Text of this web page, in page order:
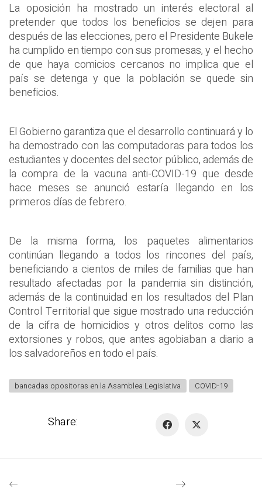
La oposición ha mostrado un interés electoral al
pretender que todos los beneficios se dejen para
después de las elecciones, pero el Presidente Bukele
ha cumplido en tiempo con sus promesas, y el hecho
de que haya comicios cercanos no implica que el
país se detenga y que la población se quede sin
beneficios.
El Gobierno garantiza que el desarrollo continuará y lo
ha demostrado con las computadoras para todos los
estudiantes y docentes del sector público, además de
la compra de la vacuna anti-COVID-19 que desde
hace meses se anunció estaría llegando en los
primeros días de febrero.
De la misma forma, los paquetes alimentarios
continúan llegando a todos los rincones del país,
beneficiando a cientos de miles de familias que han
resultado afectadas por la pandemia sin distinción,
además de la continuidad en los resultados del Plan
Control Territorial que sigue mostrado una reducción
de la cifra de homicidios y otros delitos como las
extorsiones y robos, que antes agobiaban a diario a
los salvadoreños en todo el país.
bancadas opositoras en la Asamblea Legislativa COVID-19
Share: